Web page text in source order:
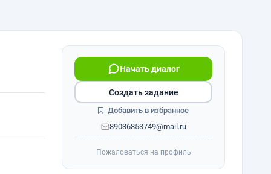
Начать диалог
89036853749@mail.ru
Создать задание
Добавить в избранное
Пожаловаться на профиль